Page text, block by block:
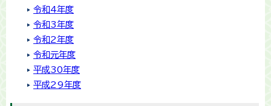
令和4年度
令和3年度
令和2年度
令和元年度
平成30年度
平成29年度